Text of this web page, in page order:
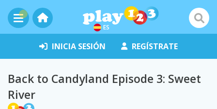
ES
INICIA SESIÓN REGÍSTRATE
Back to Candyland Episode 3: Sweet
River